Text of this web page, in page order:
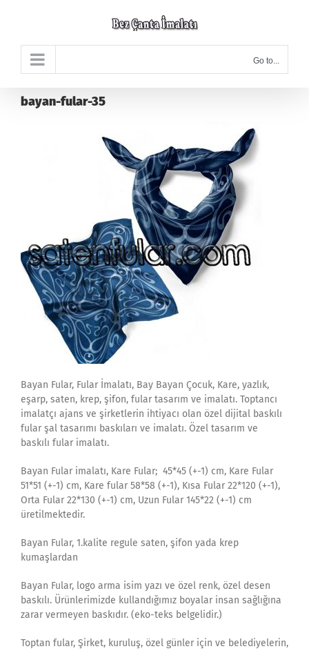
Go to...
bayan-fular-35
Bayan Fular, Fular İmalatı, Bay Bayan Çocuk, Kare, yazlık,
eşarp, saten, krep, şifon, fular tasarım ve imalatı. Toptancı
imalatçı ajans ve şirketlerin ihtiyacı olan özel dijital baskılı
fular şal tasarımı baskıları ve imalatı. Özel tasarım ve
baskılı fular imalatı.
Bayan Fular imalatı, Kare Fular; 45*45 (+-1) cm, Kare Fular
51*51 (+-1) cm, Kare fular 58*58 (+-1), Kısa Fular 22*120 (+-1),
Orta Fular 22*130 (+-1) cm, Uzun Fular 145*22 (+-1) cm
üretilmektedir.
Bayan Fular, 1.kalite regule saten, şifon yada krep
kumaşlardan
Bayan Fular, logo arma isim yazı ve özel renk, özel desen
baskılı. Ürünlerimizde kullandığımız boyalar insan sağlığına
zarar vermeyen baskıdır. (eko-teks belgelidir.)
Toptan fular, Şirket, kuruluş, özel günler için ve belediyelerin,